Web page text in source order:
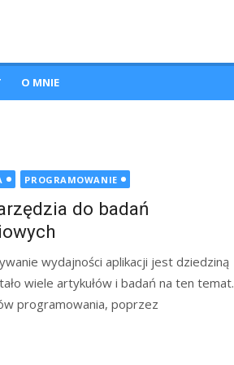
O MNIE
PROGRAMOWANIE
do badań
wydajności aplikacji jest dziedziną
wiele artykułów i badań na ten temat.
programowania, poprzez